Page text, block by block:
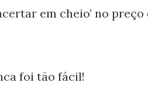
em cheio’ no
foi tão fácil!